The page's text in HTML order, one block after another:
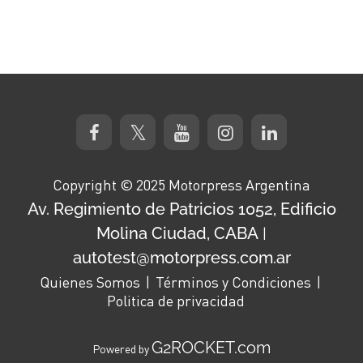
Copyright © 2025 Motorpress Argentina
Av. Regimiento de Patricios 1052, Edificio
Molina Ciudad, CABA |
autotest@motorpress.com.ar
Quienes Somos
Términos y Condiciones
Politica de privacidad
Powered byG2ROCKET.com